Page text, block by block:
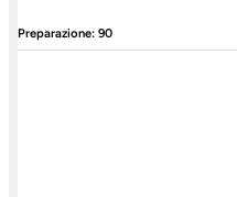
Preparazione: 90